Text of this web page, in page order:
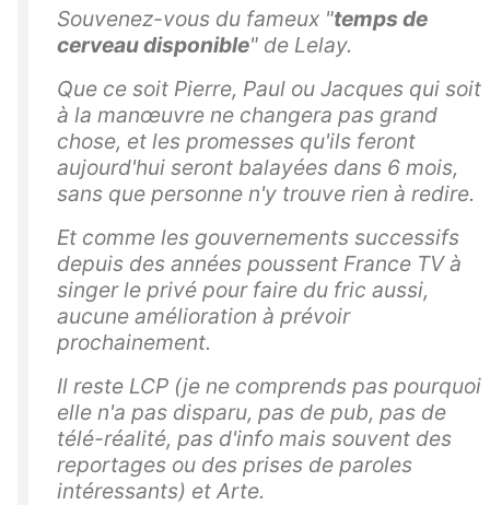
Souvenez-vous du fameux "temps de
cerveau disponible" de Lelay.
Que ce soit Pierre, Paul ou Jacques qui soit
à la manœuvre ne changera pas grand
chose, et les promesses qu'ils feront
aujourd'hui seront balayées dans 6 mois,
sans que personne n'y trouve rien à redire.
Et comme les gouvernements successifs
depuis des années poussent France TV à
singer le privé pour faire du fric aussi,
aucune amélioration à prévoir
prochainement.
Il reste LCP (je ne comprends pas pourquoi
elle n'a pas disparu, pas de pub, pas de
télé-réalité, pas d'info mais souvent des
reportages ou des prises de paroles
intéressants) et Arte.